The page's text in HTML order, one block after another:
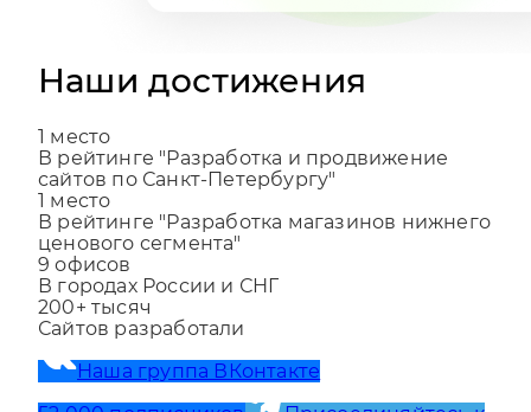
Наши достижения
1место
В рейтинге "Разработка и продвижение
сайтов по Санкт-Петербургу"
1место
В рейтинге "Разработка магазинов нижнего
ценового сегмента"
9 офисов
В городах России и СНГ
200+тысяч